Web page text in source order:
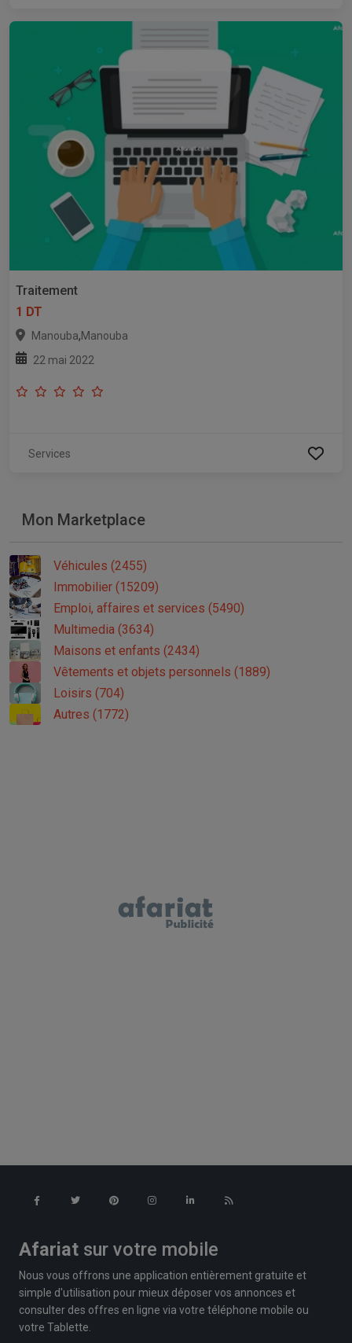
Traitement
1 DT
Manouba,Manouba
22 mai 2022
Services
Mon Marketplace
Véhicules (2455)
Immobilier (15209)
Emploi, affaires et services (5490)
Multimedia (3634)
Maisons et enfants (2434)
Vêtements et objets personnels (1889)
Loisirs (704)
Autres (1772)
Afariat sur votre mobile
Nous vous offrons une application entièrement gratuite et
simple d'utilisation pour mieux déposer vos annonces et
consulter des offres en ligne via votre téléphone mobile ou
votre Tablette.